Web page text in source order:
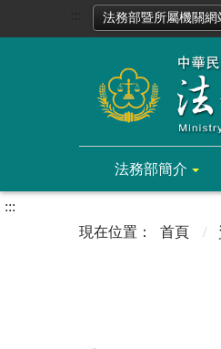
法務部暨所屬機關網
法務部簡介
:::
首頁